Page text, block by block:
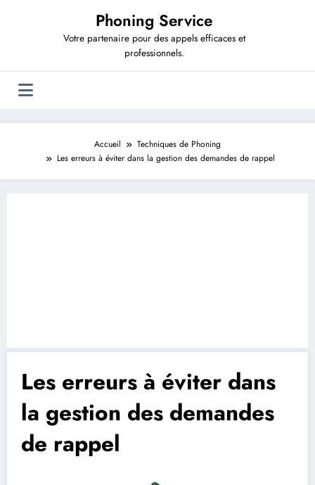
Phoning Service
Votre partenaire pour des appels efficaces et
professionnels.
Accueil
Techniques de Phoning
Les erreurs à éviter dans la gestion des demandes de rappel
Les erreurs à éviter dans
la gestion des demandes
de rappel